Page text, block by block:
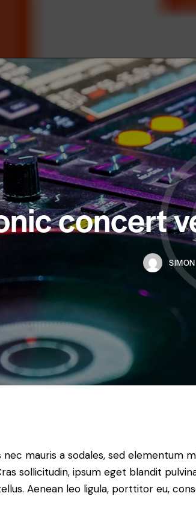
concert
SIMON
nec mauris a sodales, sed elementum
sollicitudin, ipsum eget blandit
Aenean leo ligula, porttitor eu,